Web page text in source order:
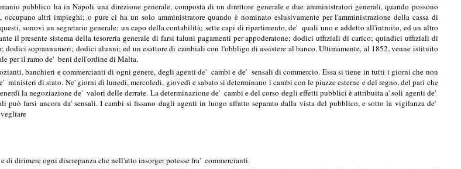
pubblico ha in Napoli una direzione generale, composta di un direttore generale e due amministratori generali, quando possono
altri impieghi; o pure ci ha un solo amministratore quando è nominato eslusivamente per l'amministrazione della cassa di
sonovi un segretario generale; un capo della contabilità; sette capi di ripartimento, de' quali uno e addetto all'introito, ed un altro
il presente sistema della tesoreria generale di farsi taluni pagamenti per appoderatone; dodici uffiziali di carico; quindici uffiziali di
dodici soprannumeri; dodici alunni; ed un esattore di cambiali con l'obbligo di assistere al banco. Ultimamente, al 1852, venne istituito
per il ramo de' beni dell'ordine di Malta.
banchieri e commercianti di ogni genere, degli agenti de' cambi e de' sensali di commercio. Essa si tiene in tutti i giorni che non
ministeri di stato. Ne' giorni di lunedì, mercoledì, giovedì e sabato si determinano i cambi con le piazze esterne e del regno, del pari che
la negoziazione de' valori delle derrate. La determinazione de' cambi e del corso degli effetti pubblici è attribuita a' soli agenti de'
può farsi ancora da' sensali. I cambi si fissano dagli agenti in luogo affatto separato dalla vista del pubblico, e sotto la vigilanza de'
di dirimere ogni discrepanza che nell'atto insorger potesse fra' commercianti.